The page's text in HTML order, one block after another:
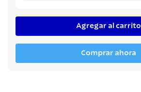
Agregar al carrito
Comprar ahora